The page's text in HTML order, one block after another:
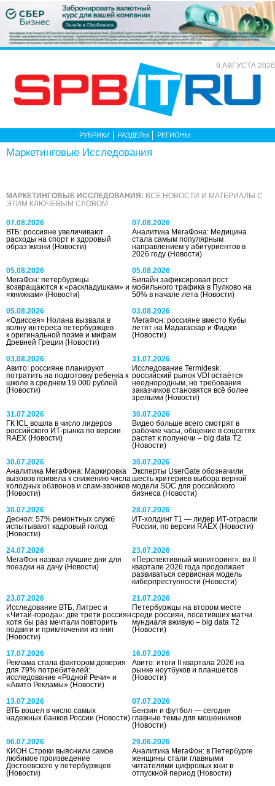
9 АВГУСТА 2026
РУБРИКИ РАЗДЕЛЫ РЕГИОНЫ
Маркетинговые Исследования
МАРКЕТИНГОВЫЕ ИССЛЕДОВАНИЯ: ВСЕ НОВОСТИ И МАТЕРИАЛЫ С
ЭТИМ КЛЮЧЕВЫМ СЛОВОМ
07.08.2026
ВТБ: россияне увеличивают
расходы на спорт и здоровый
образ жизни (Новости)
07.08.2026
Аналитика МегаФона: Медицина
стала самым популярным
направлением у абитуриентов в
2026 году(Новости)
05.08.2026
МегаФон: петербуржцы
возвращаются к «раскладушкам» и
«книжкам» (Новости)
05.08.2026
Билайн зафиксировал рост
мобильного трафика в Пулково на
50% в начале лета(Новости)
05.08.2026
«Одиссея» Нолана вызвала в
волну интереса петербуржцев
к оригинальной поэме и мифам
Древней Греции (Новости)
03.08.2026
МегаФон: россияне вместо Кубы
летят на Мадагаскар и Фиджи
(Новости)
03.08.2026
Авито: россияне планируют
потратить на подготовку ребенка к
школе в среднем 19 000 рублей
(Новости)
31.07.2026
Исследование Termidesk:
российский рынок VDI остаётся
неоднородным, но требования
заказчиков становятся всё более
зрелыми(Новости)
31.07.2026
ГК ICL вошла в число лидеров
российского ИТ-рынка по версии
RAEX (Новости)
30.07.2026
Видео больше всего смотрят в
рабочие часы, общение в соцсетях
растет к полуночи – big data T2
(Новости)
30.07.2026
Аналитика МегаФона: Маркировка
вызовов привела к снижению числа
холодных обзвонов и спам-звонков
(Новости)
30.07.2026
Эксперты UserGate обозначили
шесть критериев выбора верной
модели SOC для российского
бизнеса(Новости)
30.07.2026
Деснол: 57% ремонтных служб
испытывают кадровый голод
(Новости)
28.07.2026
ИТ-холдинг Т1 — лидер ИТ-отрасли
России, по версии RAEX(Новости)
24.07.2026
МегаФон назвал лучшие дни для
поездки на дачу (Новости)
23.07.2026
«Перспективный мониторинг»: во II
квартале 2026 года продолжает
развиваться сервисная модель
киберпреступности(Новости)
23.07.2026
Исследование ВТБ, Литрес и
«Читай-города»: две трети россиян
хотя бы раз мечтали повторить
подвиги и приключения из книг
(Новости)
21.07.2026
Петербуржцы на втором месте
среди россиян, посетивших матчи
мундиаля вживую – big data T2
(Новости)
17.07.2026
Реклама стала фактором доверия
для 79% потребителей:
исследование «Родной Речи» и
«Авито Рекламы» (Новости)
16.07.2026
Авито: итоги II квартала 2026 на
рынке ноутбуков и планшетов
(Новости)
13.07.2026
ВТБ вошел в число самых
надежных банков России (Новости)
07.07.2026
Бензин и футбол — сегодня
главные темы для мошенников
(Новости)
06.07.2026
КИОН Строки выяснили самое
любимое произведение
Достоевского у петербуржцев
(Новости)
29.06.2026
Аналитика МегаФон: в Петербурге
женщины стали главными
читателями цифровых книг в
отпускной период(Новости)